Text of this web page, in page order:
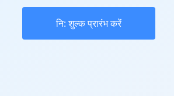
नि: शुल्क प्रारंभ करें